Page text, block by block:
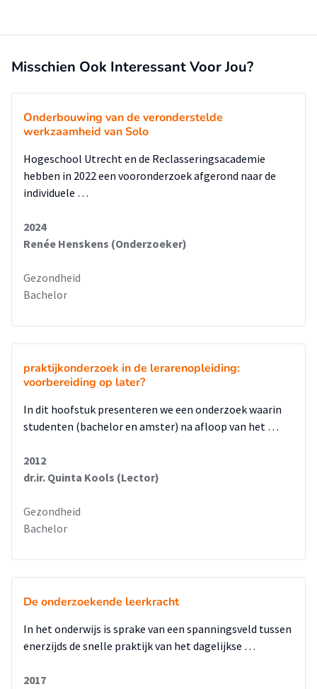
Misschien Ook Interessant Voor Jou?
Onderbouwing van de veronderstelde
werkzaamheid van Solo
Hogeschool Utrecht en de Reclasseringsacademie
hebben in 2022 een vooronderzoek afgerond naar de
individuele …
2024
Renée Henskens (Onderzoeker)
Gezondheid
Bachelor
praktijkonderzoek in de lerarenopleiding:
voorbereiding op later?
In dit hoofstuk presenteren we een onderzoek waarin
studenten (bachelor en amster) na afloop van het …
2012
dr.ir. Quinta Kools (Lector)
Gezondheid
Bachelor
De onderzoekende leerkracht
In het onderwijs is sprake van een spanningsveld tussen
enerzijds de snelle praktijk van het dagelijkse …
2017